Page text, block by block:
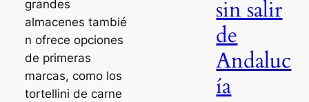
grandes
almacenes tambié
n ofrece opciones
de primeras
marcas, como los
tortellini de carne
sin salir
de
Andaluc
ía